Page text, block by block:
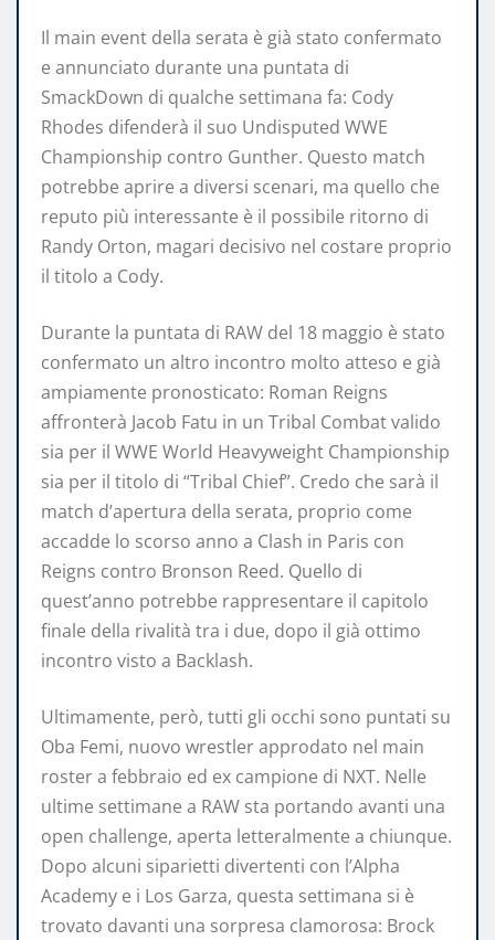
Il main event della serata è già stato confermato
e annunciato durante una puntata di
SmackDown di qualche settimana fa: Cody
Rhodes difenderà il suo Undisputed WWE
Championship contro Gunther. Questo match
potrebbe aprire a diversi scenari, ma quello che
reputo più interessante è il possibile ritorno di
Randy Orton, magari decisivo nel costare proprio
il titolo a Cody.
Durante la puntata di RAW del 18 maggio è stato
confermato un altro incontro molto atteso e già
ampiamente pronosticato: Roman Reigns
affronterà Jacob Fatu in un Tribal Combat valido
sia per il WWE World Heavyweight Championship
sia per il titolo di “Tribal Chief”. Credo che sarà il
match d’apertura della serata, proprio come
accadde lo scorso anno a Clash in Paris con
Reigns contro Bronson Reed. Quello di
quest’anno potrebbe rappresentare il capitolo
finale della rivalità tra i due, dopo il già ottimo
incontro visto a Backlash.
Ultimamente, però, tutti gli occhi sono puntati su
Oba Femi, nuovo wrestler approdato nel main
roster a febbraio ed ex campione di NXT. Nelle
ultime settimane a RAW sta portando avanti una
open challenge, aperta letteralmente a chiunque.
Dopo alcuni siparietti divertenti con l’Alpha
Academy e i Los Garza, questa settimana si è
trovato davanti una sorpresa clamorosa: Brock